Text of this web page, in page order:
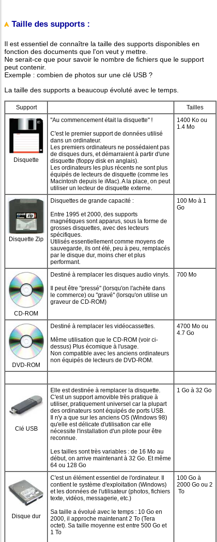
Taille des supports :
Il est essentiel de connaître la taille des supports disponibles en
fonction des documents que l'on veut y mettre.
Ne serait-ce que pour savoir le nombre de fichiers que le support
peut contenir.
Exemple : combien de photos sur une clé USB ?
La taille des supports a beaucoup évoluté avec le temps.
Support Tailles
Disquette
"Au commencement était la disquette" !
C'est le premier support de données utilisé
dans un ordinateur.
Les premiers ordinateurs ne possédaient pas
de disques durs, et démarraient à partir d'une
disquette (floppy disk en anglais).
Les ordinateurs les plus récents ne sont plus
équipés de lecteurs de disquette (comme les
Macintosh depuis le iMac). A la place, on peut
utiliser un lecteur de disquette externe.
1400 Ko ou
1.4 Mo
Disquette Zip
Disquettes de grande capacité :
Entre 1995 et 2000, des supports
magnétiques sont apparus, sous la forme de
grosses disquettes, avec des lecteurs
spécifiques.
Utilisés essentiellement comme moyens de
sauvegarde, ils ont été, peu à peu, remplacés
par le disque dur, moins cher et plus
performant.
100 Mo à 1
Go
CD-ROM
Destiné à remplacer les disques audio vinyls.
Il peut être "pressé" (lorsqu'on l'achète dans
le commerce) ou "gravé" (lorsqu'on utilise un
graveur de CD-ROM)
700 Mo
DVD-ROM
Destiné à remplacer les vidéocassettes.
Même utilisation que le CD-ROM (voir ci-
dessus) Plus écomique à l'usage.
Non compatible avec les anciens ordinateurs
non équipés de lecteurs de DVD-ROM.
4700 Mo ou
4.7 Go
Clé USB
Elle est destinée à remplacer la disquette.
C'est un support amovible très pratique à
utiliser, pratiquement universel car la plupart
des ordinateurs sont équipés de ports USB.
Il n'y a que sur les anciens OS (Windows 98)
qu'elle est délicate d'utilisation car elle
nécessite l'installation d'un pilote pour être
reconnue.
Les tailles sont très variables : de 16 Mo au
début, on arrive maintenant à 32 Go. Et même
64 ou 128 Go
1 Go à 32 Go
Disque dur
C'est un élément essentiel de l'ordinateur. Il
contient le système d'exploitation (Windows)
et les données de l'utilisateur (photos, fichiers
texte, vidéos, messagerie, etc.)
Sa taille a évolué avec le temps : 10 Go en
2000, il approche maintenant 2 To (Tera
octet). Sa taille moyenne est entre 500 Go et
1 To
100 Go à
2000 Go ou 2
To